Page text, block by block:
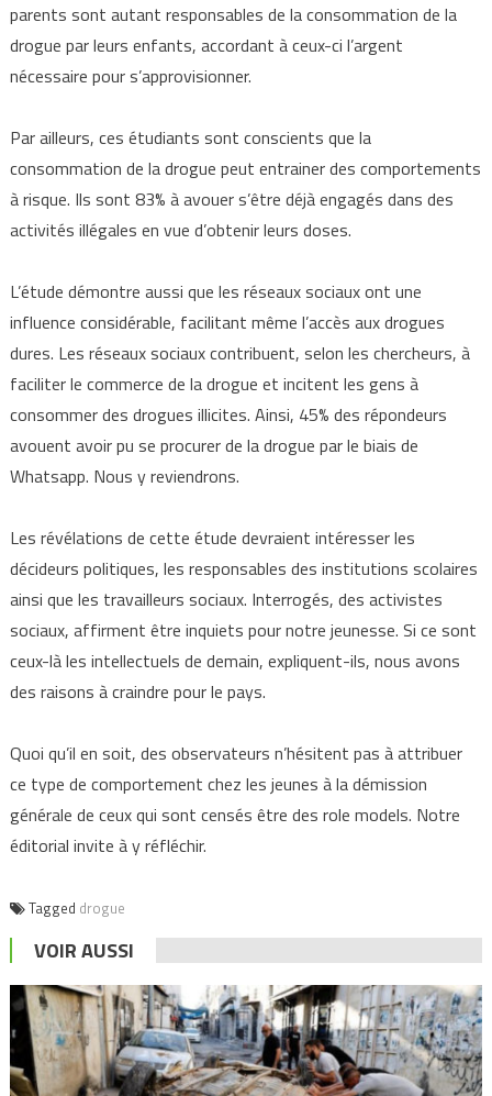
parents sont autant responsables de la consommation de la
drogue par leurs enfants, accordant à ceux-ci l’argent
nécessaire pour s’approvisionner.
Par ailleurs, ces étudiants sont conscients que la
consommation de la drogue peut entrainer des comportements
à risque. Ils sont 83% à avouer s’être déjà engagés dans des
activités illégales en vue d’obtenir leurs doses.
L’étude démontre aussi que les réseaux sociaux ont une
influence considérable, facilitant même l’accès aux drogues
dures. Les réseaux sociaux contribuent, selon les chercheurs, à
faciliter le commerce de la drogue et incitent les gens à
consommer des drogues illicites. Ainsi, 45% des répondeurs
avouent avoir pu se procurer de la drogue par le biais de
Whatsapp. Nous y reviendrons.
Les révélations de cette étude devraient intéresser les
décideurs politiques, les responsables des institutions scolaires
ainsi que les travailleurs sociaux. Interrogés, des activistes
sociaux, affirment être inquiets pour notre jeunesse. Si ce sont
ceux-là les intellectuels de demain, expliquent-ils, nous avons
des raisons à craindre pour le pays.
Quoi qu’il en soit, des observateurs n’hésitent pas à attribuer
ce type de comportement chez les jeunes à la démission
générale de ceux qui sont censés être des role models. Notre
éditorial invite à y réfléchir.
Tagged drogue
VOIR AUSSI